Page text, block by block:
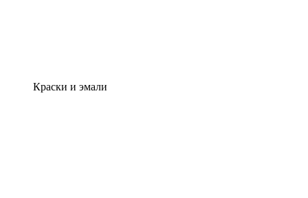
Краски и эмали